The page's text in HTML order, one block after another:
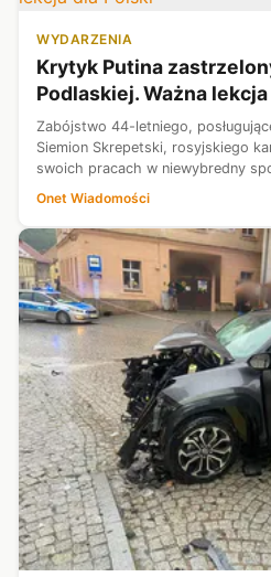
WYDARZENIA
Krytyk Putina
Podlaskiej. Ważna
Zabójstwo 44-letniego,
Siemion Skrepetski, rosyjskiego
swoich pracach w niewybredny
Putina, Aleksandra Łukaszenki
Kadyrowa, z całą pewno...
Onet Wiadomości